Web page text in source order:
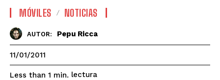
MÓVILES NOTICIAS
AUTOR: Pepu Ricca
11/01/2011
Less than 1 min. lectura